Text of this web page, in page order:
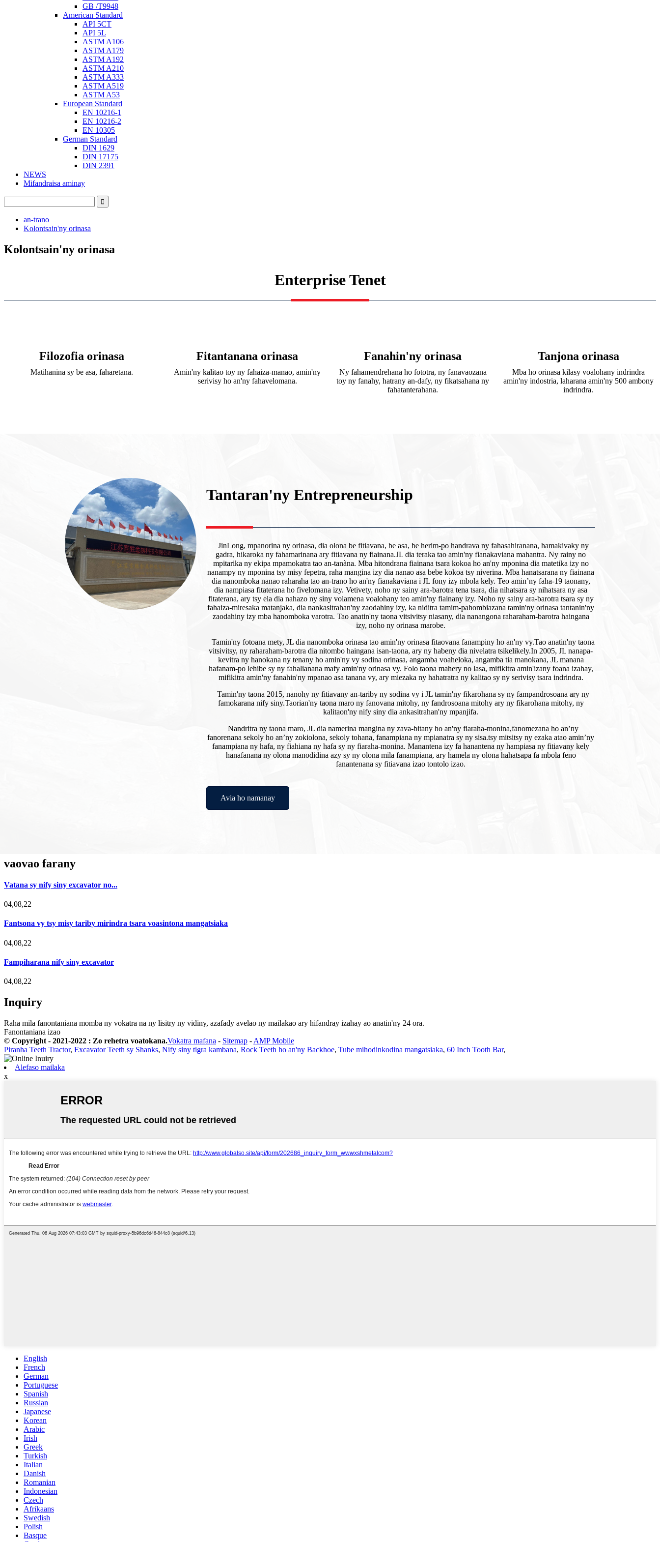
GB /T9948
American Standard
API 5CT
API 5L
ASTM A106
ASTM A179
ASTM A192
ASTM A210
ASTM A333
ASTM A519
ASTM A53
European Standard
EN 10216-1
EN 10216-2
EN 10305
German Standard
DIN 1629
DIN 17175
DIN 2391
NEWS
Mifandraisa aminay
an-trano
Kolontsain'ny orinasa
Kolontsain'ny orinasa
Enterprise Tenet
Filozofia orinasa
Matihanina sy be asa, faharetana.
Fitantanana orinasa
Amin'ny kalitao toy ny fahaiza-manao, amin'ny
serivisy ho an'ny fahavelomana.
Fanahin'ny orinasa
Ny fahamendrehana ho fototra, ny fanavaozana
toy ny fanahy, hatrany an-dafy, ny fikatsahana ny
fahatanterahana.
Tanjona orinasa
Mba ho orinasa kilasy voalohany indrindra
amin'ny indostria, laharana amin'ny 500 ambony
indrindra.
Tantaran'ny Entrepreneurship
JinLong, mpanorina ny orinasa, dia olona be fitiavana, be asa, be herim-po handrava ny fahasahiranana, hamakivaky ny
gadra, hikaroka ny fahamarinana ary fitiavana ny fiainana.JL dia teraka tao amin'ny fianakaviana mahantra. Ny rainy no
mpitarika ny ekipa mpamokatra tao an-tanàna. Mba hitondrana fiainana tsara kokoa ho an'ny mponina dia matetika izy no
nanampy ny mponina tsy misy fepetra, raha mangina izy dia nanao asa bebe kokoa tsy niverina. Mba hanatsarana ny fiainana
dia nanomboka nanao raharaha tao an-trano ho an'ny fianakaviana i JL fony izy mbola kely. Teo amin’ny faha-19 taonany,
dia nampiasa fitaterana ho fivelomana izy. Vetivety, noho ny sainy ara-barotra tena tsara, dia nihatsara sy nihatsara ny asa
fitaterana, ary tsy ela dia nahazo ny siny volamena voalohany teo amin'ny fiainany izy. Noho ny sainy ara-barotra tsara sy ny
fahaiza-miresaka matanjaka, dia nankasitrahan'ny zaodahiny izy, ka niditra tamim-pahombiazana tamin'ny orinasa tantanin'ny
zaodahiny izy mba hanomboka varotra. Tao anatin'ny taona vitsivitsy niasany, dia nanangona raharaham-barotra haingana
izy, noho ny orinasa marobe.
Tamin'ny fotoana mety, JL dia nanomboka orinasa tao amin'ny orinasa fitaovana fanampiny ho an'ny vy.Tao anatin'ny taona
vitsivitsy, ny raharaham-barotra dia nitombo haingana isan-taona, ary ny habeny dia nivelatra tsikelikely.In 2005, JL nanapa-
kevitra ny hanokana ny tenany ho amin'ny vy sodina orinasa, angamba voaheloka, angamba tia manokana, JL manana
hafanam-po lehibe sy ny fahalianana mafy amin'ny orinasa vy. Folo taona mahery no lasa, mifikitra amin'izany foana izahay,
mifikitra amin'ny fanahin'ny mpanao asa tanana vy, ary miezaka ny hahatratra ny kalitao sy ny serivisy tsara indrindra.
Tamin'ny taona 2015, nanohy ny fitiavany an-tariby ny sodina vy i JL tamin'ny fikarohana sy ny fampandrosoana ary ny
famokarana nify siny.Taorian'ny taona maro ny fanovana mitohy, ny fandrosoana mitohy ary ny fikarohana mitohy, ny
kalitaon'ny nify siny dia ankasitrahan'ny mpanjifa.
Nandritra ny taona maro, JL dia namerina mangina ny zava-bitany ho an'ny fiaraha-monina,fanomezana ho an’ny
fanorenana sekoly ho an’ny zokiolona, ​​sekoly tohana, fanampiana ny mpianatra sy ny sisa.tsy mitsitsy ny ezaka atao amin’ny
fanampiana ny hafa, ny fiahiana ny hafa sy ny fiaraha-monina. Manantena izy fa hanantena ny hampiasa ny fitiavany kely
hanafanana ny olona manodidina azy sy ny olona mila fanampiana, ary hamela ny olona hahatsapa fa mbola feno
fanantenana sy fitiavana izao tontolo izao.
Avia ho namanay
vaovao farany
Vatana sy nify siny excavator no...
04,08,22
Fantsona vy tsy misy tariby mirindra tsara voasintona mangatsiaka
04,08,22
Fampiharana nify siny excavator
04,08,22
Inquiry
Raha mila fanontaniana momba ny vokatra na ny lisitry ny vidiny, azafady avelao ny mailakao ary hifandray izahay ao anatin'ny 24 ora.
Fanontaniana izao
© Copyright - 2021-2022 : Zo rehetra voatokana.Vokatra mafana - Sitemap - AMP Mobile
Piranha Teeth Tractor, Excavator Teeth sy Shanks, Nify siny tigra kambana, Rock Teeth ho an'ny Backhoe, Tube mihodinkodina mangatsiaka, 60 Inch Tooth Bar,
Alefaso mailaka
x
English
French
German
Portuguese
Spanish
Russian
Japanese
Korean
Arabic
Irish
Greek
Turkish
Italian
Danish
Romanian
Indonesian
Czech
Afrikaans
Swedish
Polish
Basque